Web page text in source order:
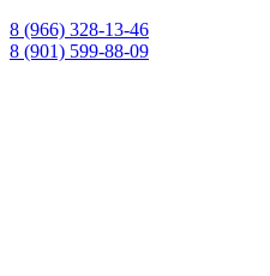
8 (966) 328-13-46
8 (901) 599-88-09